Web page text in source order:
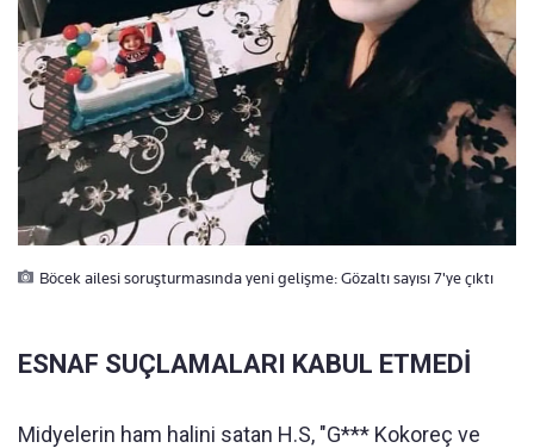
Böcek ailesi soruşturmasında yeni gelişme: Gözaltı sayısı 7'ye çıktı
ESNAF SUÇLAMALARI KABUL ETMEDİ
Midyelerin ham halini satan H.S, "G*** Kokoreç ve